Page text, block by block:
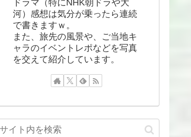
ドラマ（特にNHK朝ドラや大
河）感想は気分が乗ったら連続
で書きますｗ。
また、旅先の風景や、ご当地キ
ャラのイベントレポなどを写真
を交えて紹介しています。